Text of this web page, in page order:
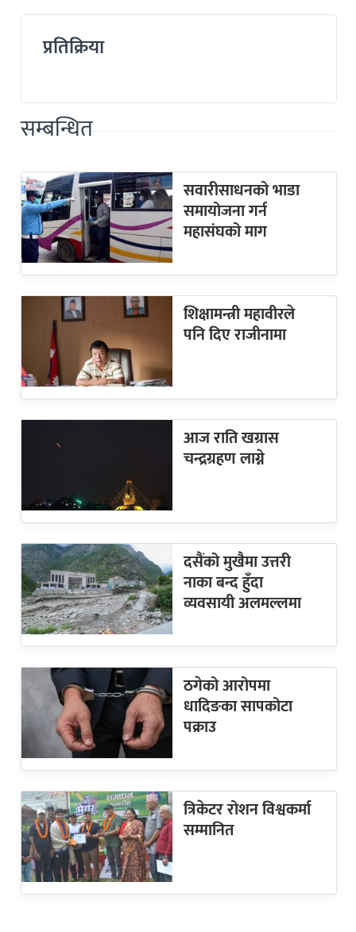
प्रतिक्रिया
सम्बन्धित
सवारीसाधनको भाडा
समायोजना गर्न
महासंघको माग
शिक्षामन्त्री महावीरले
पनि दिए राजीनामा
आज राति खग्रास
चन्द्रग्रहण लाग्ने
दसैंको मुखैमा उत्तरी
नाका बन्द हुँदा
व्यवसायी अलमल्लमा
ठगेको आरोपमा
धादिङका सापकोटा
पक्राउ
त्रिकेटर रोशन विश्वकर्मा
सम्मानित